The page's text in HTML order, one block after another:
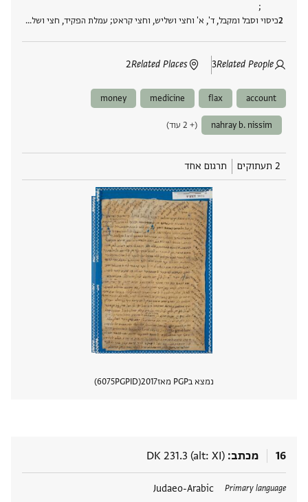
;
כיסוי וסבל ומקבל, ד', א' וחצי ושליש, וחצי קראט; עמלת הפקיד, חצי ושל‮…
Related People
3
Related Places
2
account
flax
medicine
money
nahray b. nissim (+ 2 עוד)
2 תעתוקים תרגום אחד
נמצא בPGP מאז 2017
PGPID
6075
16 מכתב DK 231.3 (alt: XI)
Primary language
Judaeo-Arabic תגים